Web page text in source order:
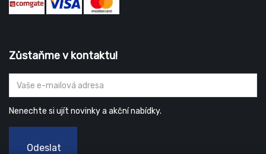
Zůstaňme v kontaktu!
Nenechte si ujít novinky a akční nabídky.
Odeslat